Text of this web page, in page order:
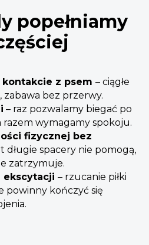
popełniamy
z psem – ciągłe
zabawa bez przerwy.
– raz pozwalamy biegać po
razem wymagamy spokoju.
fizycznej bez
długie spacery nie pomogą,
zatrzymuje.
ekscytacji – rzucanie piłki
powinny kończyć się